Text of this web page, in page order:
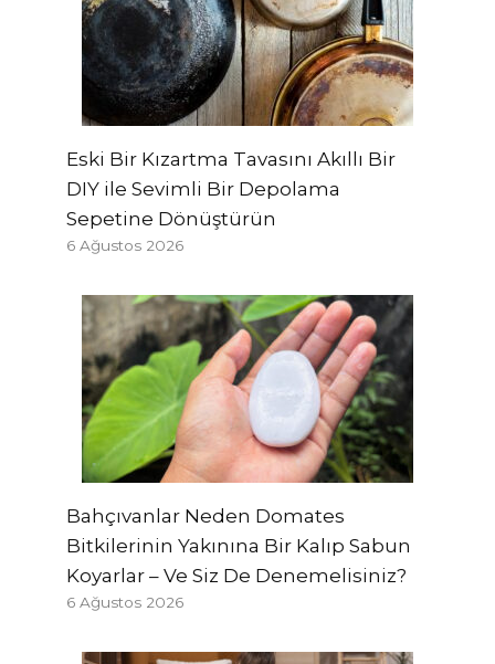
Eski Bir Kızartma Tavasını Akıllı Bir
DIY ile Sevimli Bir Depolama
Sepetine Dönüştürün
6 Ağustos 2026
Bahçıvanlar Neden Domates
Bitkilerinin Yakınına Bir Kalıp Sabun
Koyarlar – Ve Siz De Denemelisiniz?
6 Ağustos 2026